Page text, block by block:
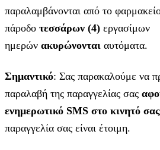
παραλαμβάνονται από το
πάροδο τεσσάρων (4) εργασίμων
ημερών ακυρώνονται αυτόματα.
Σημαντικό: Σας παρακαλούμε να
παραλαβή της παραγγελίας σας
ενημερωτικό SMS στο κινητό
παραγγελία σας είναι έτοιμη.